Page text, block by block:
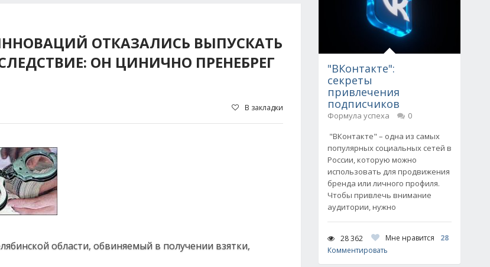
ОТКАЗАЛИСЬ ВЫПУСКАТЬ
ОН ЦИНИЧНО ПРЕНЕБРЕГ
В закладки
области, обвиняемый в получении взятки,
"ВКонтакте":
секреты
привлечения
подписчиков
Формула успеха
0
"ВКонтакте" – одна из самых
популярных социальных сетей в
России, которую можно
использовать для продвижения
бренда или личного профиля.
Чтобы привлечь внимание
аудитории, нужно
28 362 Мне нравится
28
Комментировать